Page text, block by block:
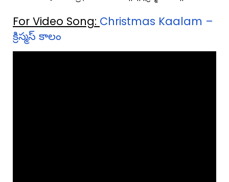
For Video Song: Christmas Kaalam –
క్రిస్మస్ కాలం